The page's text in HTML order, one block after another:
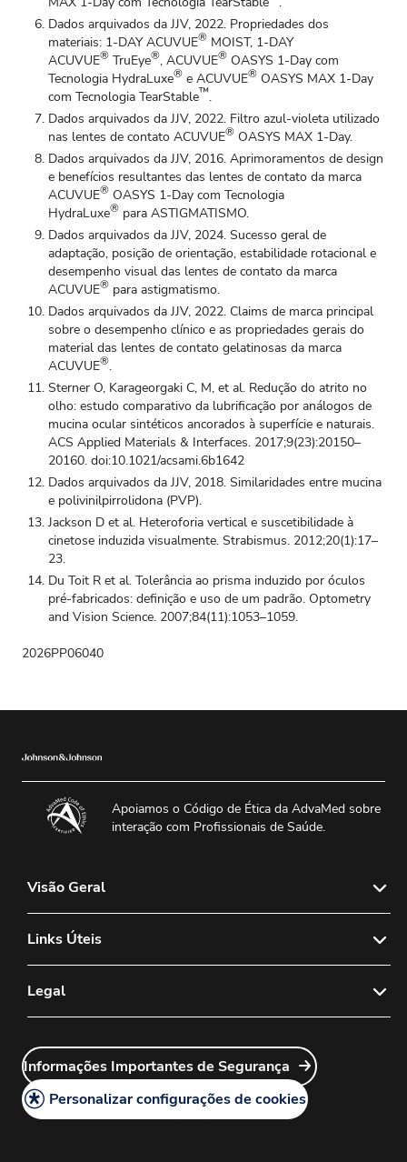
Dados arquivados da JJV, 2022. Propriedades dos
materiais: 1‑DAY ACUVUE® MOIST, 1‑DAY
ACUVUE® TruEye®, ACUVUE® OASYS 1‑Day com
Tecnologia HydraLuxe® e ACUVUE® OASYS MAX 1‑Day
com Tecnologia TearStable™.
Dados arquivados da JJV, 2022. Filtro azul‑violeta utilizado
nas lentes de contato ACUVUE® OASYS MAX 1‑Day.
Dados arquivados da JJV, 2016. Aprimoramentos de design
e benefícios resultantes das lentes de contato da marca
ACUVUE® OASYS 1‑Day com Tecnologia
HydraLuxe® para ASTIGMATISMO.
Dados arquivados da JJV, 2024. Sucesso geral de
adaptação, posição de orientação, estabilidade rotacional e
desempenho visual das lentes de contato da marca
ACUVUE® para astigmatismo.
Dados arquivados da JJV, 2022. Claims de marca principal
sobre o desempenho clínico e as propriedades gerais do
material das lentes de contato gelatinosas da marca
ACUVUE®.
Sterner O, Karageorgaki C, M, et al. Redução do atrito no
olho: estudo comparativo da lubrificação por análogos de
mucina ocular sintéticos ancorados à superfície e naturais.
ACS Applied Materials & Interfaces. 2017;9(23):20150–
20160. doi:10.1021/acsami.6b1642
Dados arquivados da JJV, 2018. Similaridades entre mucina
e polivinilpirrolidona (PVP).
Jackson D et al. Heteroforia vertical e suscetibilidade à
cinetose induzida visualmente. Strabismus. 2012;20(1):17–
23.
Du Toit R et al. Tolerância ao prisma induzido por óculos
pré‑fabricados: definição e uso de um padrão. Optometry
and Vision Science. 2007;84(11):1053–1059.
2026PP06040
Apoiamos o Código de Ética da AdvaMed sobre
interação com Profissionais de Saúde.
Visão Geral
Sobre nós
Notícias & Mídia
Política de Vendas de Lentes de Contato
Carreiras
Links Úteis
Fale Conosco
FAQs
Sales Rep Login
Customer Service Login
Mapa do Site
Legal
Política Legal
Política de Cookies
Informações Importantes de Segurança
Personalizar configurações de cookies